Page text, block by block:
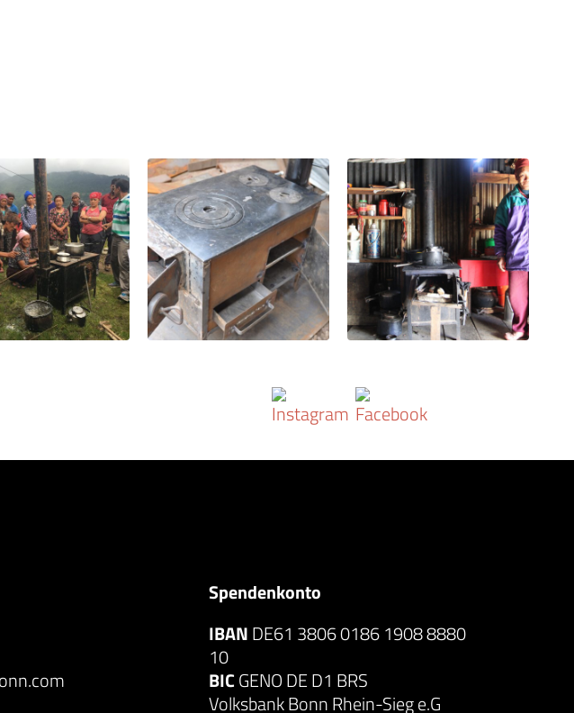
Spendenkonto
IBANDE61 3806 0186 1908 8880
10
BICGENO DE D1 BRS
Volksbank Bonn Rhein-Sieg e.G